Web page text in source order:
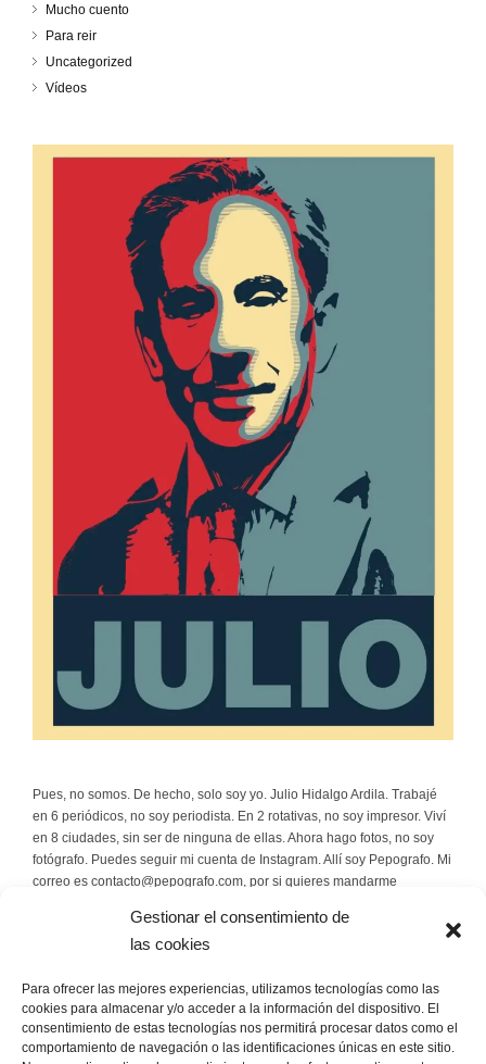
Gestionar el consentimiento de
las cookies
Para ofrecer las mejores experiencias, utilizamos tecnologías como las
cookies para almacenar y/o acceder a la información del dispositivo. El
consentimiento de estas tecnologías nos permitirá procesar datos como el
comportamiento de navegación o las identificaciones únicas en este sitio.
Mucho cuento
Para reir
Uncategorized
Vídeos
Pues, no somos. De hecho, solo soy yo. Julio Hidalgo Ardila. Trabajé
en 6 periódicos, no soy periodista. En 2 rotativas, no soy impresor. Viví
en 8 ciudades, sin ser de ninguna de ellas. Ahora hago fotos, no soy
fotógrafo. Puedes seguir mi cuenta de Instagram. Allí soy Pepografo. Mi
correo es contacto@pepografo.com, por si quieres mandarme
contacto@pepografo.com